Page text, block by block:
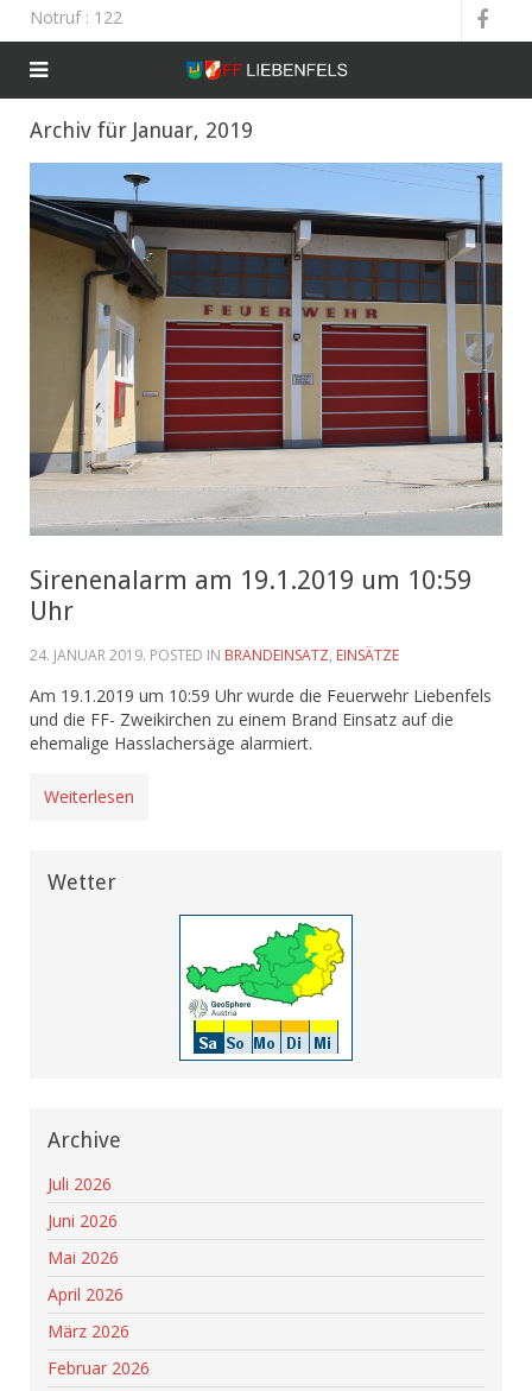
Notruf: 122
Archiv für Januar, 2019
Sirenenalarm am 19.1.2019 um 10:59
Uhr
24. JANUAR 2019. POSTED IN BRANDEINSATZ, EINSÄTZE
Am 19.1.2019 um 10:59 Uhr wurde die Feuerwehr Liebenfels
und die FF- Zweikirchen zu einem Brand Einsatz auf die
ehemalige Hasslachersäge alarmiert.
Weiterlesen
Wetter
Archive
Juli 2026
Juni 2026
Mai 2026
April 2026
März 2026
Februar 2026